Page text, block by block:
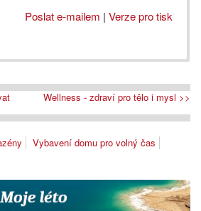
Poslat e-mailem | Verze pro tisk
Wellness - zdraví pro tělo i mysl >>
Vybavení domu pro volný čas